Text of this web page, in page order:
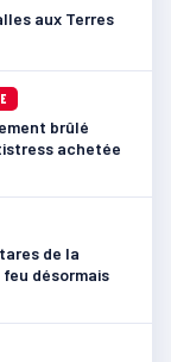
aux Terres
brûlé
achetée
de la
désormais